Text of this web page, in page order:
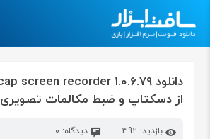
از دسکتاپ و ضبط مکالمات تصویری
بازدید: 392
دیدگاه: 0